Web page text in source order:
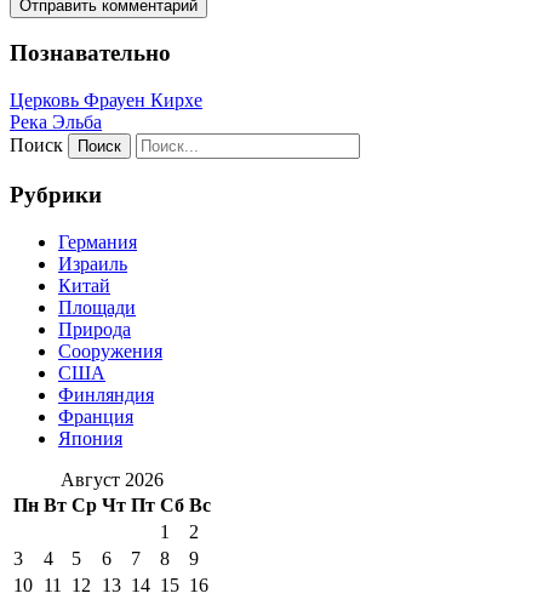
Познавательно
Церковь Фрауен Кирхе
Река Эльба
Поиск
Рубрики
Германия
Израиль
Китай
Площади
Природа
Сооружения
США
Финляндия
Франция
Япония
Август 2026
Пн Вт Ср Чт Пт Сб Вс
1
2
3
4 5 6 7 8
9
10 11 12 13 14 15 16